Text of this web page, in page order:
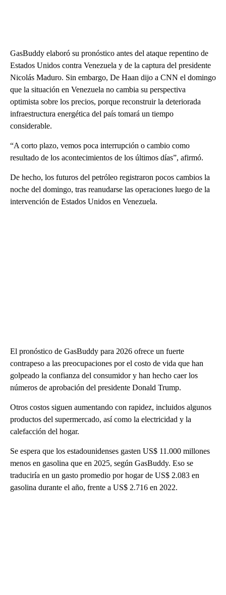
GasBuddy elaboró su pronóstico antes del ataque repentino de
Estados Unidos contra Venezuela y de la captura del presidente
Nicolás Maduro. Sin embargo, De Haan dijo a CNN el domingo
que la situación en Venezuela no cambia su perspectiva
optimista sobre los precios, porque reconstruir la deteriorada
infraestructura energética del país tomará un tiempo
considerable.
“A corto plazo, vemos poca interrupción o cambio como
resultado de los acontecimientos de los últimos días”, afirmó.
De hecho, los futuros del petróleo registraron pocos cambios la
noche del domingo, tras reanudarse las operaciones luego de la
intervención de Estados Unidos en Venezuela.
El pronóstico de GasBuddy para 2026 ofrece un fuerte
contrapeso a las preocupaciones por el costo de vida que han
golpeado la confianza del consumidor y han hecho caer los
números de aprobación del presidente Donald Trump.
Otros costos siguen aumentando con rapidez, incluidos algunos
productos del supermercado, así como la electricidad y la
calefacción del hogar.
Se espera que los estadounidenses gasten US$ 11.000 millones
menos en gasolina que en 2025, según GasBuddy. Eso se
traduciría en un gasto promedio por hogar de US$ 2.083 en
gasolina durante el año, frente a US$ 2.716 en 2022.